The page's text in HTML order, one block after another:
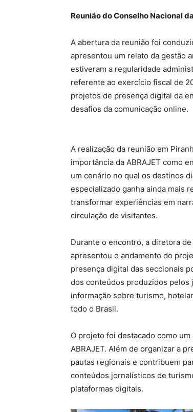
Reunião do Conselho Nacional
A abertura da reunião foi
apresentou um relato da gestão
estiveram a regularidade
referente ao exercício fiscal de
projetos de presença digital da
desafios da comunicação online.
A realização da reunião em
importância da ABRAJET como
um cenário no qual os destinos
especializado ganha ainda mais
transformar experiências em
circulação de visitantes.
Durante o encontro, a diretora
apresentou o andamento do
presença digital das seccionais
dos conteúdos produzidos pelos
informação sobre turismo,
todo o Brasil.
O projeto foi destacado como
ABRAJET. Além de organizar a
pautas regionais e contribuem
conteúdos jornalísticos de
plataformas digitais.